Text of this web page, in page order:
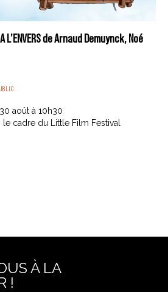
L’ENVERS de Arnaud Demuynck, Noé
août à 10h30
cadre du Little Film Festival
À LA
!